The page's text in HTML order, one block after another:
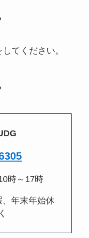
てください。
時～17時
年末年始休